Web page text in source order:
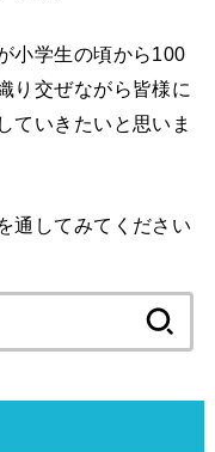
小学生の頃から100
り交ぜながら皆様に
ていきたいと思いま
通してみてください